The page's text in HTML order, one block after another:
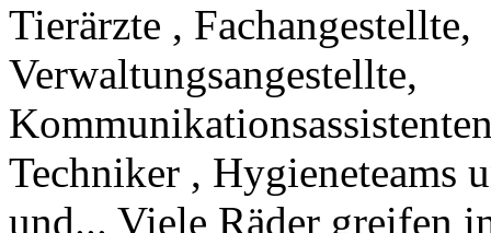
Tierärzte , Fachangestellte,
Verwaltungsangestellte,
Techniker , Hygieneteams
und... Viele Räder greifen